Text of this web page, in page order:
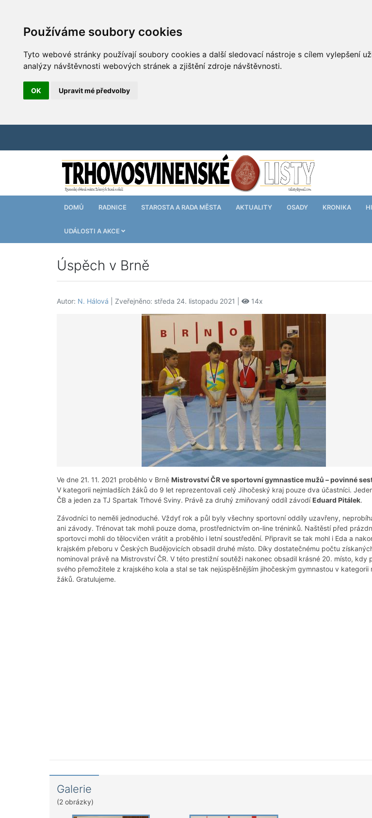
Používáme soubory cookies
Tyto webové stránky používají soubory cookies a další sledovací nástroje s cílem vylepšení
analýzy návštěvnosti webových stránek a zjištění zdroje návštěvnosti.
OK Upravit mé předvolby
DOMŮ RADNICE STAROSTA A RADA MĚSTA AKTUALITY OSADY KRONIKA
UDÁLOSTI A AKCE
Úspěch v Brně
Autor: N. Hálová | Zveřejněno: středa 24. listopadu 2021 | 14x
Ve dne 21. 11. 2021 proběhlo v Brně Mistrovství ČR ve sportovní gymnastice mužů – povinné
V kategorii nejmladších žáků do 9 let reprezentovali celý Jihočeský kraj pouze dva účastníci.
ČB a jeden za TJ Spartak Trhové Sviny. Právě za druhý zmiňovaný oddíl závodí Eduard Pitálek.
Závodníci to neměli jednoduché. Vždyť rok a půl byly všechny sportovní oddíly uzavřeny,
ani závody. Trénovat tak mohli pouze doma, prostřednictvím on-line tréninků. Naštěstí před
sportovci mohli do tělocvičen vrátit a proběhlo i letní soustředění. Připravit se tak mohl i Eda a
krajském přeboru v Českých Budějovicích obsadil druhé místo. Díky dostatečnému počtu
nominoval právě na Mistrovství ČR. V této prestižní soutěži nakonec obsadil krásné 20. místo, kdy
svého přemožitele z krajského kola a stal se tak nejúspěšnějším jihočeským gymnastou v kategorii
žáků. Gratulujeme.
Galerie
(2 obrázky)